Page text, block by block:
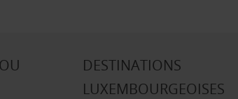
DESTINATIONS
LUXEMBOURGEOISES